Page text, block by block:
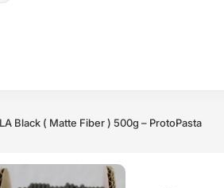
Black ( Matte Fiber ) 500g – ProtoPasta